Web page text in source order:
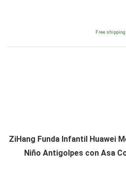
Free shipping
ZiHang Funda Infantil Huawei
Niño Antigolpes con Asa